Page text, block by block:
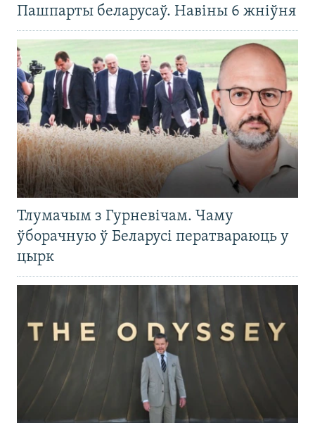
Пашпарты беларусаў. Навіны 6 жніўня
Тлумачым з Гурневічам. Чаму
ўборачную ў Беларусі ператвараюць у
цырк